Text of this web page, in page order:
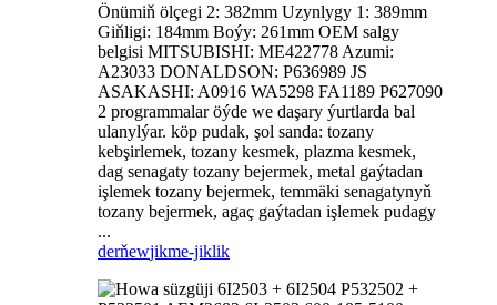
Önümiň ölçegi 2: 382mm Uzynlygy 1: 389mm
Giňligi: 184mm Boýy: 261mm OEM salgy
belgisi MITSUBISHI: ME422778 Azumi:
A23033 DONALDSON: P636989 JS
ASAKASHI: A0916 WA5298 FA1189 P627090
2 programmalar öýde we daşary ýurtlarda bal
ulanylýar. köp pudak, şol sanda: tozany
kebşirlemek, tozany kesmek, plazma kesmek,
dag senagaty tozany bejermek, metal gaýtadan
işlemek tozany bejermek, temmäki senagatynyň
tozany bejermek, agaç gaýtadan işlemek pudagy
...
derňewjikme-jiklik